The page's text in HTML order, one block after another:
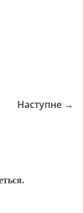
Наступне →